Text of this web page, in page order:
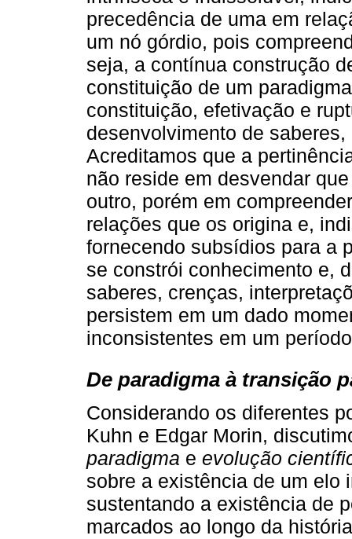
precedência de uma em
um nó górdio, pois
seja, a contínua construção
constituição de um
constituição, efetivação e
desenvolvimento de
Acreditamos que a
não reside em desvendar
outro, porém em
relações que os origina e,
fornecendo subsídios para a
se constrói conhecimento e,
saberes, crenças,
persistem em um dado
inconsistentes em um
De paradigma à transição
Considerando os diferentes
Kuhn e Edgar Morin,
paradigma e evolução
sobre a existência de um elo
sustentando a existência de
marcados ao longo da